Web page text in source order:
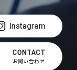
Instagram
CONTACT
お問い合わせ